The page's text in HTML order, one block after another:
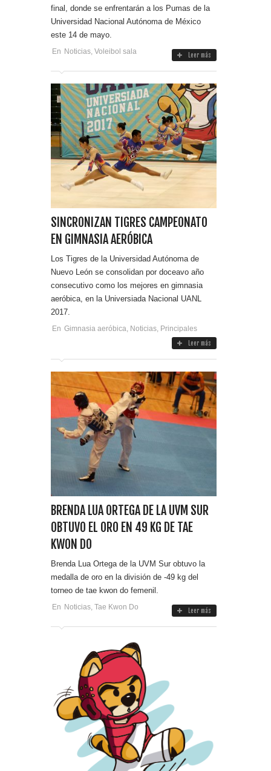
final, donde se enfrentarán a los Pumas de la
Universidad Nacional Autónoma de México
este 14 de mayo.
En Noticias Voleibol sala Leer más
SINCRONIZAN TIGRES CAMPEONATO
EN GIMNASIA AERÓBICA
Los Tigres de la Universidad Autónoma de
Nuevo León se consolidan por doceavo año
consecutivo como los mejores en gimnasia
aeróbica, en la Universiada Nacional UANL
2017.
En Gimnasia aeróbica Noticias Principales
Leer más
BRENDA LUA ORTEGA DE LA UVM SUR
OBTUVO EL ORO EN 49 KG DE TAE
KWON DO
Brenda Lua Ortega de la UVM Sur obtuvo la
medalla de oro en la división de -49 kg del
torneo de tae kwon do femenil.
En Noticias Tae Kwon Do Leer más